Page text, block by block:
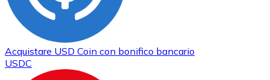
Acquistare USD Coin con bonifico bancario
USDC